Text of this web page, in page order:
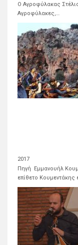
Ο Αγροφύλακας
Αγροφύλακες,…
2017
Πηγή Εμμανουήλ
επίθετο Κουμεντάκης